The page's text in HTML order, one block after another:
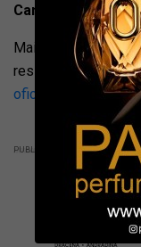
Canais de
Mais
ressarcimento
oficiais da empresa.
PUBLICIDADE